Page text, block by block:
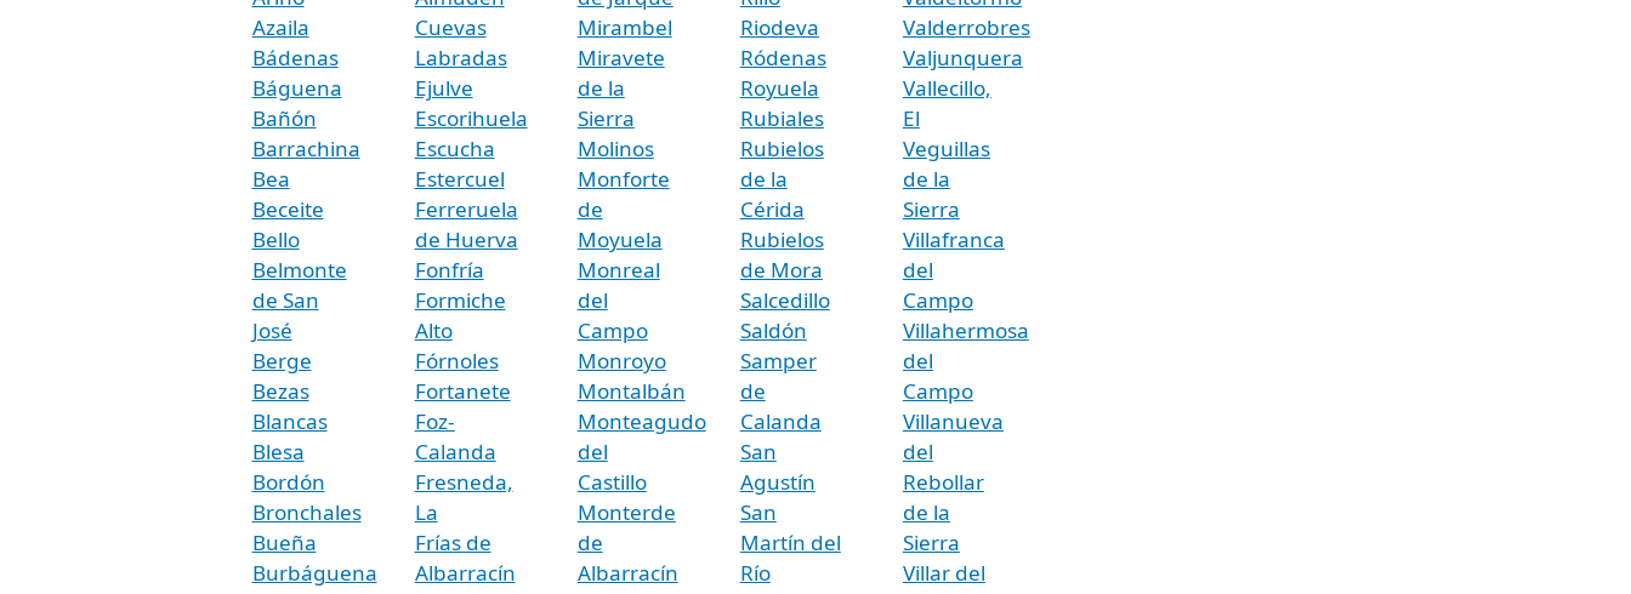
Azaila
Bádenas
Báguena
Bañón
Barrachina
Bea
Beceite
Bello
Belmonte
de San
José
Berge
Bezas
Blancas
Blesa
Bordón
Bronchales
Bueña
Burbáguena
Cuevas
Labradas
Ejulve
Escorihuela
Escucha
Estercuel
Ferreruela
de Huerva
Fonfría
Formiche
Alto
Fórnoles
Fortanete
Foz-
Calanda
Fresneda,
La
Frías de
Albarracín
Mirambel
Miravete
de la
Sierra
Molinos
Monforte
de
Moyuela
Monreal
del
Campo
Monroyo
Montalbán
Monteagudo
del
Castillo
Monterde
de
Albarracín
Riodeva
Ródenas
Royuela
Rubiales
Rubielos
de la
Cérida
Rubielos
de Mora
Salcedillo
Saldón
Samper
de
Calanda
San
Agustín
San
Martín del
Río
Valderrobres
Valjunquera
Vallecillo,
El
Veguillas
de la
Sierra
Villafranca
del
Campo
Villahermosa
del
Campo
Villanueva
del
Rebollar
de la
Sierra
Villar del